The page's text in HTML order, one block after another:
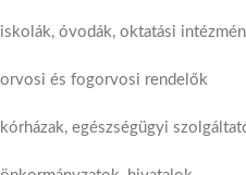
iskolák, óvodák, oktatási
orvosi és fogorvosi rendelők
kórházak, egészségügyi